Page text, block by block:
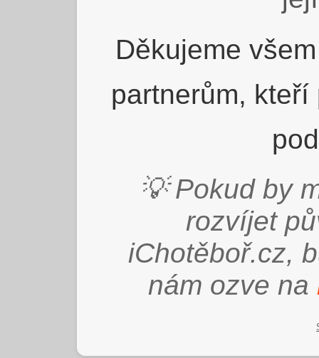
Děkujeme
partnerům,
💡 Pokud by
rozvíjet
iChotěboř.cz,
nám ozve na